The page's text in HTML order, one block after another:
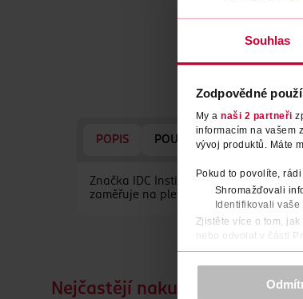
Souhlas
Zodpovědné
My a naši 2 partneři
informacím na vašem
vývoj produktů. Máte
Pokud to povolíte,
Shromažďovali
Identifikovali
Zjistěte více o tom,
nebo odvolat v části
K provozu stránek,
POPIS POUŽITÍ POČET
Značka IDC Institute spadá pod
zaměřuje na pleťovou, tělovou i
Nejčastějí nakupované